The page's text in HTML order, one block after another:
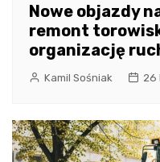
Nowe objazdy
remont
organizację
Kamil Sośniak 26